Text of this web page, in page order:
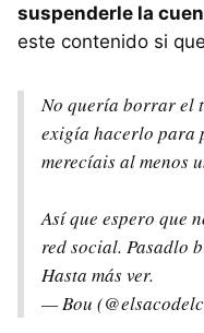
suspenderle la
este contenido si
No quería borrar el
exigía hacerlo para
merecíais al menos
Así que espero que
red social. Pasadlo
Hasta más ver.
— Bou